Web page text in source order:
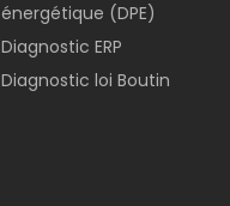
énergétique (DPE)
Diagnostic ERP
Diagnostic loi Boutin